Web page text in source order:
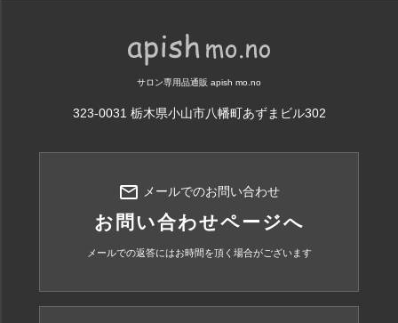
サロン専用品通販 apish mo.no
323-0031 栃木県小山市八幡町あずまビル302
mail_outline メールでのお問い合わせ
お問い合わせページへ
メールでの返答にはお時間を頂く場合がございます